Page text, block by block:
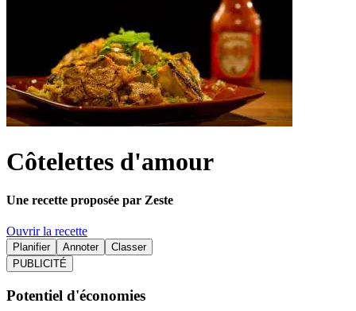
Côtelettes d'amour
Une recette proposée par Zeste
Ouvrir la recette
Planifier Annoter
Classer
PUBLICITÉ
Potentiel d'économies